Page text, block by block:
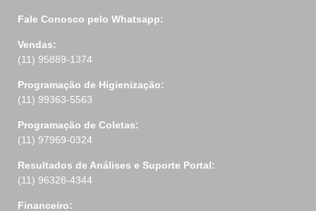
Fale Conosco pelo Whatsapp:
Vendas:
(11) 95889-1374
Programação de Higienização:
(11) 99363-5563
Programação de Coletas:
(11) 97969-0324
Resultados de Análises e Suporte Portal:
(11) 96328-4344
Financeiro: